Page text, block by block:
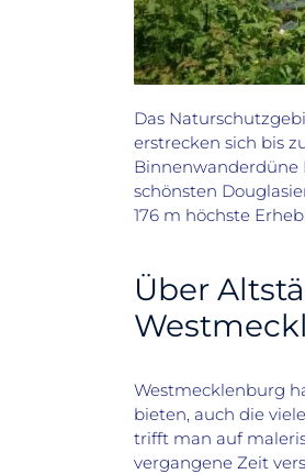
Das
erstrecken sich bis
Binnenwanderdüne
schönsten
176 m höchste
Über
Westmecklenburg
bieten, auch die
trifft man auf
vergangene Zeit